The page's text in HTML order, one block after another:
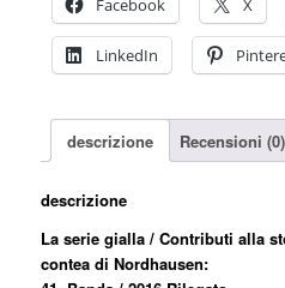
Facebook
X
LinkedIn
descrizione Recensioni (0)
descrizione
La serie gialla / Contributi alla
contea di Nordhausen: